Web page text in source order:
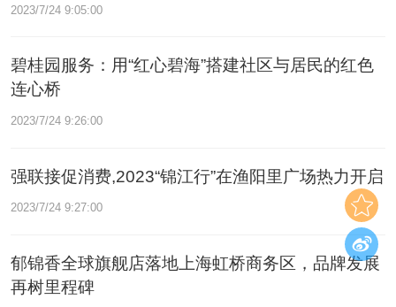
2023/7/24 9:05:00
碧桂园服务：用“红心碧海”搭建社区与居民的红色
连心桥
2023/7/24 9:26:00
强联接促消费,2023“锦江行”在渔阳里广场热力开启
2023/7/24 9:27:00
郁锦香全球旗舰店落地上海虹桥商务区，品牌发展
再树里程碑